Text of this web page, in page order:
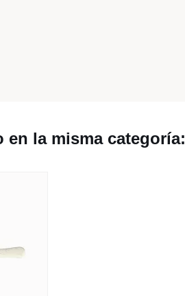
en la misma categoría: